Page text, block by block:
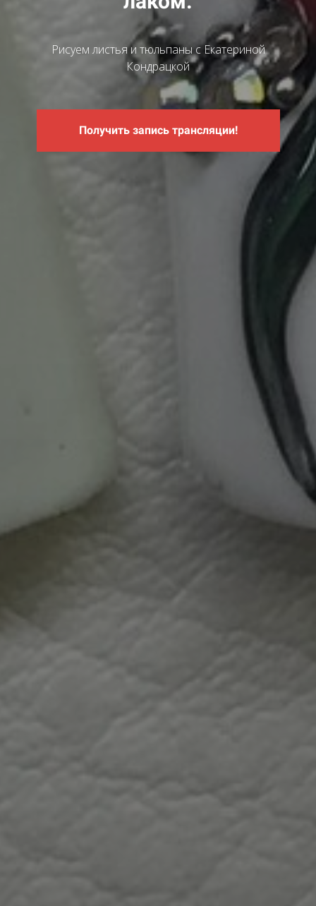
Рисуем листья и тюльпаны с Екатериной
Кондрацкой
Получить запись трансляции!